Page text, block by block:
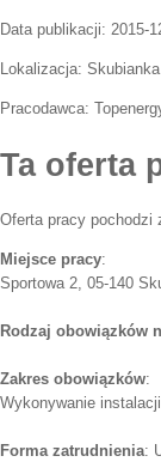
Data publikacji: 2015-
Lokalizacja: Skubianka
Pracodawca:
Ta oferta
Oferta pracy pochodzi
Miejsce pracy:
Sportowa 2, 05-140
Rodzaj obowiązków
Zakres obowiązków:
Wykonywanie
Forma zatrudnienia: